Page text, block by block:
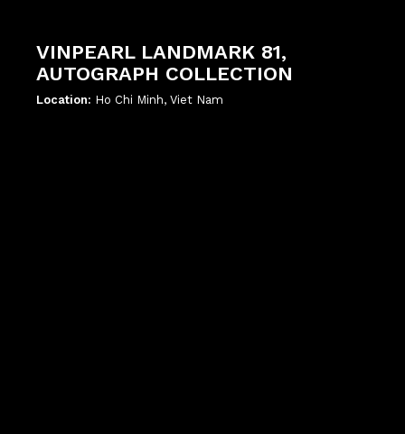
VINPEARL LANDMARK 81,
AUTOGRAPH COLLECTION
Location: Ho Chi Minh, Viet Nam